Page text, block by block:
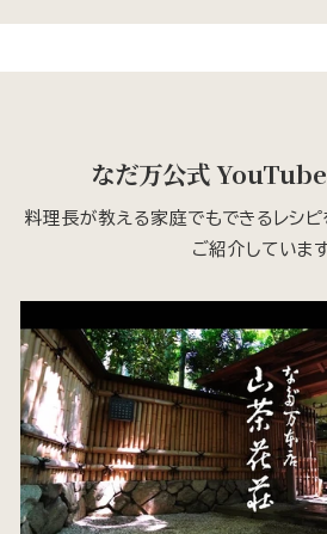
なだ万公式
料理長が教える家庭でもできるレシピ
ご紹介しています